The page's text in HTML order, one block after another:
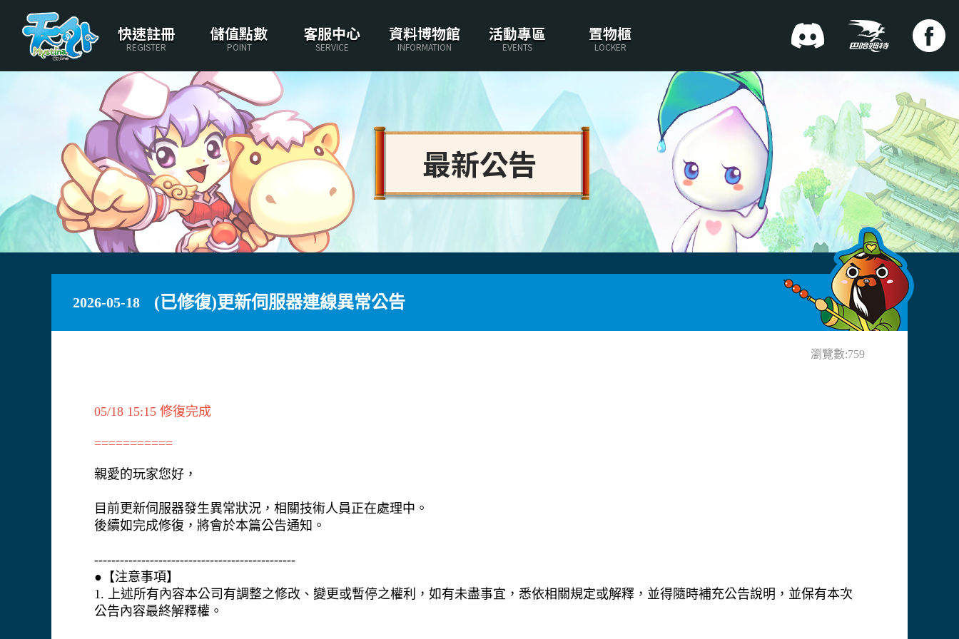
快速註冊
REGISTER
儲值點數
POINT
客服中心
SERVICE
資料博物館
INFORMATION
活動專區
EVENTS
置物櫃
LOCKER
最新公告
2026-05-18 (已修復)更新伺服器連線異常公告
瀏覽數:759
05/18 15:15 修復完成
===========
親愛的玩家您好，
目前更新伺服器發生異常狀況，相關技術人員正在處理中。
後續如完成修復，將會於本篇公告通知。
-----------------------------------------------
●【注意事項】
1. 上述所有內容本公司有調整之修改、變更或暫停之權利，如有未盡事宜，悉依相關規定或解釋，並得隨時補充公告說明，並保有本次
公告內容最終解釋權。